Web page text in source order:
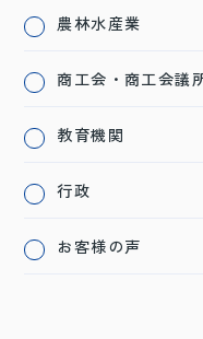
農林水産業
商工会・商工会議
教育機関
行政
お客様の声